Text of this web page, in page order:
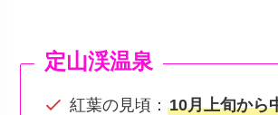
定山渓温泉
紅葉の見頃：10月上旬から